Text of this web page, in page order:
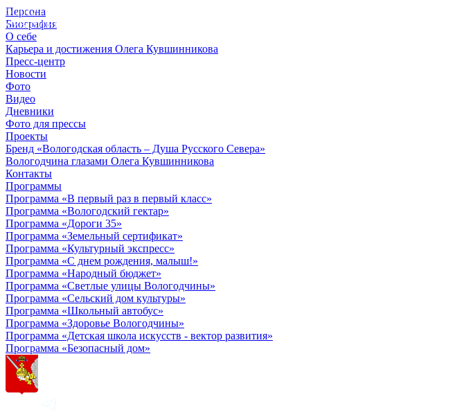
Персона
Биография
О себе
Карьера и достижения Олега Кувшинникова
Пресс-центр
Новости
Фото
Видео
Дневники
Фото для прессы
Проекты
Бренд «Вологодская область – Душа Русского Севера»
Вологодчина глазами Олега Кувшинникова
Контакты
Программы
Программа «В первый раз в первый класс»
Программа «Вологодский гектар»
Программа «Дороги 35»
Программа «Земельный сертификат»
Программа «Культурный экспресс»
Программа «С днем рождения, малыш!»
Программа «Народный бюджет»
Программа «Светлые улицы Вологодчины»
Программа «Сельский дом культуры»
Программа «Школьный автобус»
Программа «Здоровье Вологодчины»
Программа «Детская школа искусств - вектор развития»
Программа «Безопасный дом»
© 2012 - 2023,
КУВШИННИКОВ О.А.